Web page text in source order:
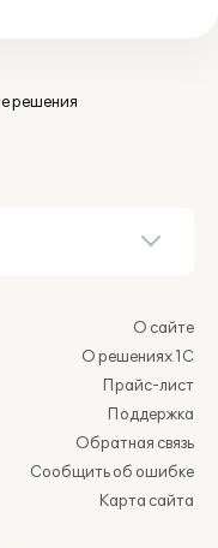
решения
О сайте
О решениях 1С
Прайс-лист
Поддержка
Обратная связь
Сообщить об ошибке
Карта сайта